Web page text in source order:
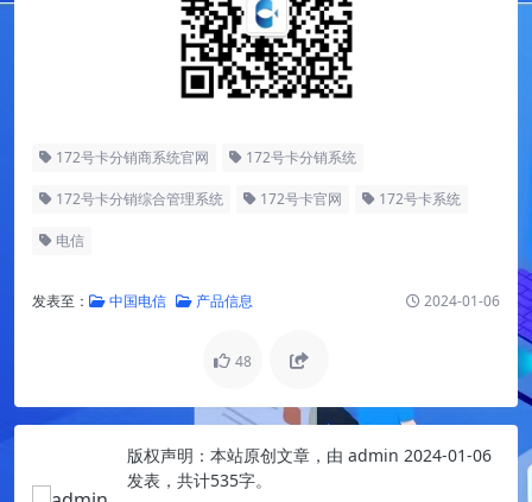
172号卡分销商系统官网 172号卡分销系统
172号卡分销综合管理系统 172号卡官网 172号卡系统
电信
发表至： 中国电信 产品信息 2024-01-06
48
版权声明： 本站原创文章，由 admin 2024-01-06
发表，共计535字。